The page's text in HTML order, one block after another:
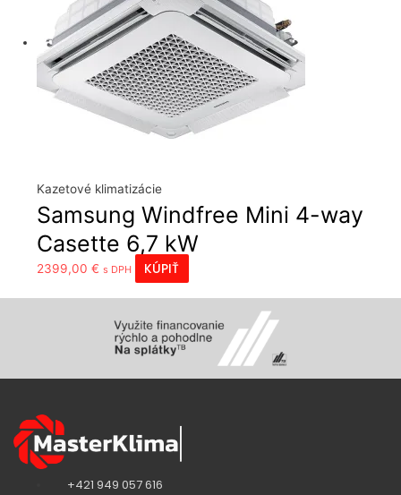
Kazetové klimatizácie
Samsung Windfree Mini 4-way
Casette 6,7 kW
2399,00€ s DPH KÚPIŤ
+421 949 057 616